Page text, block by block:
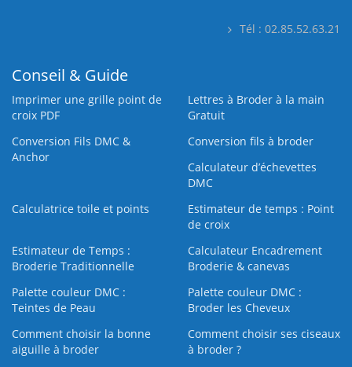
Tél : 02.85.52.63.21
Conseil & Guide
Imprimer une grille point de
croix PDF
Lettres à Broder à la main
Gratuit
Conversion Fils DMC &
Anchor
Conversion fils à broder
Calculateur d’échevettes
DMC
Calculatrice toile et points
Estimateur de temps : Point
de croix
Estimateur de Temps :
Broderie Traditionnelle
Calculateur Encadrement
Broderie & canevas
Palette couleur DMC :
Teintes de Peau
Palette couleur DMC :
Broder les Cheveux
Comment choisir la bonne
aiguille à broder
Comment choisir ses ciseaux
à broder ?